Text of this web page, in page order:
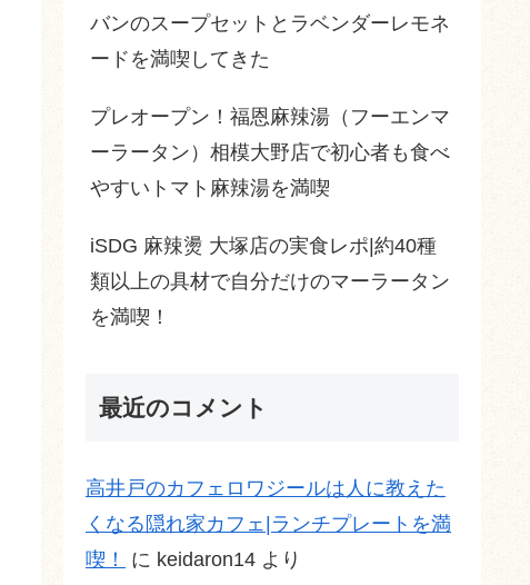
バンのスープセットとラベンダーレモネ
ードを満喫してきた
プレオープン！福恩麻辣湯（フーエンマ
ーラータン）相模大野店で初心者も食べ
やすいトマト麻辣湯を満喫
iSDG 麻辣燙 大塚店の実食レポ|約40種
類以上の具材で自分だけのマーラータン
を満喫！
最近のコメント
高井戸のカフェロワジールは人に教えた
くなる隠れ家カフェ|ランチプレートを満
喫！
に keidaron14 より